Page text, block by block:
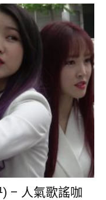
) – 人氣歌謠咖